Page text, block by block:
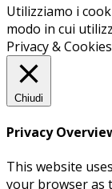
Utilizziamo i
modo in cui
Privacy &
Chiudi
Privacy
This website
your browser as